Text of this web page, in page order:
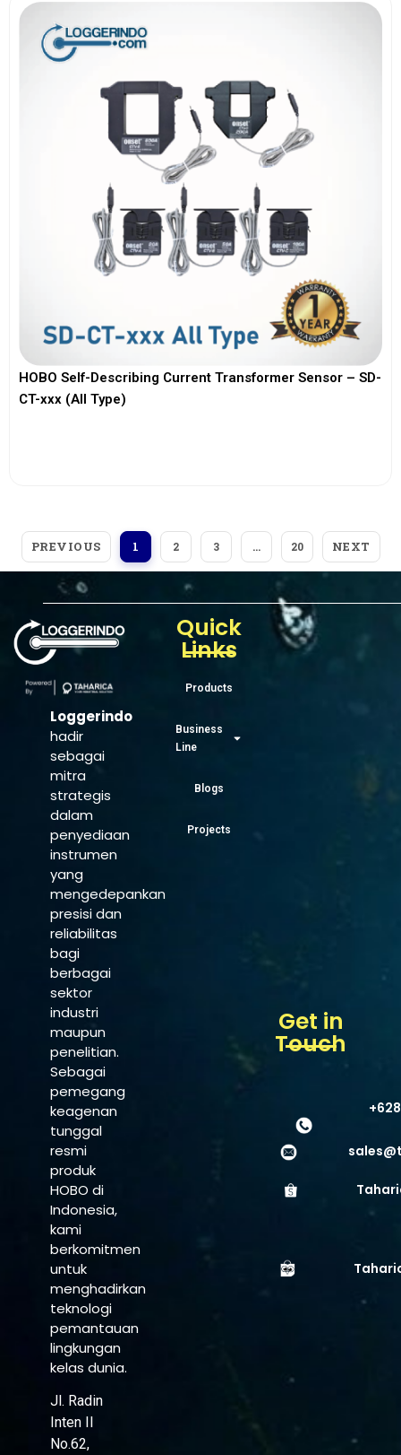
HOBO Self-Describing Current Transformer Sensor – SD-
CT-xxx (All Type)
PREVIOUS 1 2 3 … 20 NEXT
Loggerindo
hadir
sebagai
mitra
strategis
dalam
penyediaan
instrumen
yang
mengedepankan
presisi dan
reliabilitas
bagi
berbagai
sektor
industri
maupun
penelitian.
Sebagai
pemegang
keagenan
tunggal
resmi
produk
HOBO di
Indonesia,
kami
berkomitmen
untuk
menghadirkan
teknologi
pemantauan
lingkungan
kelas dunia.
Jl. Radin
Inten II
No.62,
Quick
Links
Products
Business
Line
Blogs
Projects
Get in
Touch